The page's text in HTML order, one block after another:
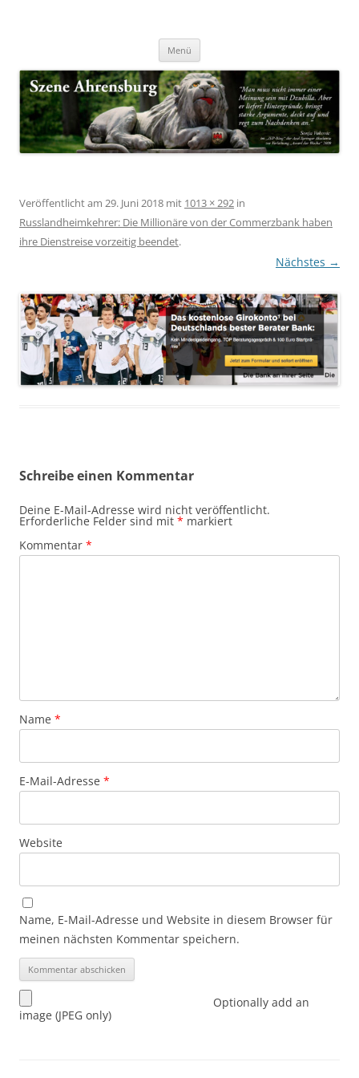
Szene Ahrensburg
Menü
Veröffentlicht am 29. Juni 2018 mit 1013 × 292 in
Russlandheimkehrer: Die Millionäre von der Commerzbank haben
ihre Dienstreise vorzeitig beendet.
Nächstes →
Schreibe einen Kommentar
Deine E-Mail-Adresse wird nicht veröffentlicht.
Erforderliche Felder sind mit * markiert
Kommentar *
Name *
E-Mail-Adresse *
Website
Name, E-Mail-Adresse und Website in diesem Browser für
meinen nächsten Kommentar speichern.
Optionally add an
image (JPEG only)